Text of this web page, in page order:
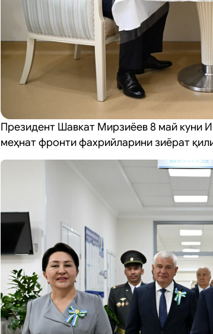
Президент Шавкат Мирзиёев 8 май куни
меҳнат фронти фахрийларини зиёрат